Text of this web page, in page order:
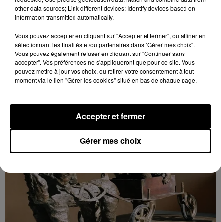
9h43
MAINTENON - EXPOSITION : SCULPTURES
Du 7 au 23 novembre, mardi, mercredi et jeudi de
14h00 à 18h00 et vendredi, samedi et dimanche de
10h00 à 18h00 à la Maison Tailleur à Maintenon :
Sculptures...
other data sources; Link different devices; Identify devices based on
information transmitted automatically.
Vous pouvez accepter en cliquant sur "Accepter et fermer", ou affiner en
sélectionnant les finalités et/ou partenaires dans "Gérer mes choix".
Vous pouvez également refuser en cliquant sur "Continuer sans
accepter". Vos préférences ne s'appliqueront que pour ce site. Vous
pouvez mettre à jour vos choix, ou retirer votre consentement à tout
moment via le lien "Gérer les cookies" situé en bas de chaque page.
Gérer mes choix
Accepter et fermer